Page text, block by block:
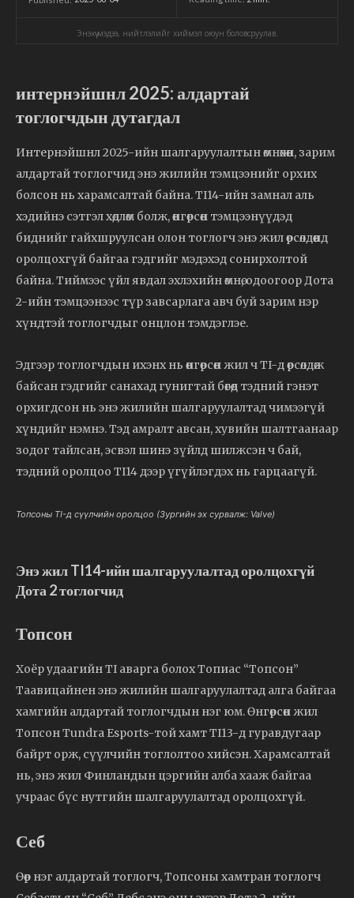
Энэхүү мэдээ, нийтлэлийг хиймэл оюун боловсруулав.
интернэйшнл 2025: алдартай
тоглогчдын дутагдал
Интернэйшнл 2025-ийн шалгаруулалтын өмнөхөн, зарим
алдартай тоглогчид энэ жилийн тэмцээнийг орхих
болсон нь харамсалтай байна. TI14-ийн замнал аль
хэдийнэ сэтгэл хөдлөм болж, өнгөрсөн тэмцээнүүдэд
биднийг гайхшруулсан олон тоглогч энэ жил өрсөлдөөнд
оролцохгүй байгаа гэдгийг мэдэхэд сонирхолтой
байна. Тиймээс үйл явдал эхлэхийн өмнө, одоогоор Дота
2-ийн тэмцээнээс түр завсарлага авч буй зарим нэр
хүндтэй тоглогчдыг онцлон тэмдэглэе.
Эдгээр тоглогчдын ихэнх нь өнгөрсөн жил ч TI-д өрсөлдөж
байсан гэдгийг санахад гунигтай бөгөөд тэдний гэнэт
орхигдсон нь энэ жилийн шалгаруулалтад чимээгүй
хүндийг нэмнэ. Тэд амралт авсан, хувийн шалтгаанаар
зодог тайлсан, эсвэл шинэ зүйлд шилжсэн ч бай,
тэдний оролцоо TI14 дээр үгүйлэгдэх нь гарцаагүй.
Топсоны TI-д сүүлчийн оролцоо (Зургийн эх сурвалж: Valve)
Энэ жил TI14-ийн шалгаруулалтад оролцохгүй
Дота 2 тоглогчид
Топсон
Хоёр удаагийн TI аварга болох Топиас “Топсон”
Таавицайнен энэ жилийн шалгаруулалтад алга байгаа
хамгийн алдартай тоглогчдын нэг юм. Өнгөрсөн жил
Топсон Tundra Esports-той хамт TI13-д гуравдугаар
байрт орж, сүүлчийн тоглолтоо хийсэн. Харамсалтай
нь, энэ жил Финландын цэргийн алба хааж байгаа
учраас бүс нутгийн шалгаруулалтад оролцохгүй.
Себ
Өөр нэг алдартай тоглогч, Топсоны хамтран тоглогч